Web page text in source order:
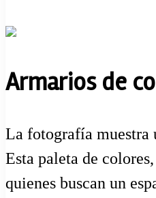
Armarios de
La fotografía muestra
Esta paleta de
quienes buscan un